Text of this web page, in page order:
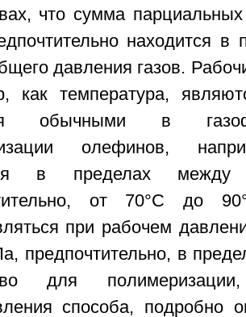
что сумма
находится
давления газов.
как температура,
обычными в
олефинов,
в пределах
от 70°C до
при рабочем
предпочтительно, в
для
способа, подробно